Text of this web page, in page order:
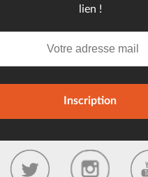
lien !
Inscription